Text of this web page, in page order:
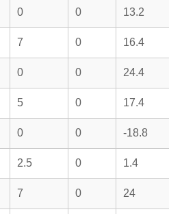
0 0 13.2
7 0 16.4
0 0 24.4
5 0 17.4
0 0 -18.8
2.5 0 1.4
7 0 24